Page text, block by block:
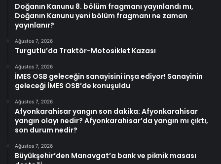
Doğanın Kanunu 8. bölüm fragmanı yayınlandı mı,
Doğanın Kanunu yeni bölüm fragmanı ne zaman
yayınlanır?
Ağustos 7, 2026
Turgutlu’da Traktör-Motosiklet Kazası
Ağustos 7, 2026
İMES OSB geleceğin sanayisini inşa ediyor! Sanayinin
geleceği İMES OSB’de konuşuldu
Ağustos 7, 2026
Afyonkarahisar yangın son dakika: Afyonkarahisar
yangın olayı nedir? Afyonkarahisar’da yangın mı çıktı,
son durum nedir?
Ağustos 7, 2026
Büyükşehir’den Manavgat’a bank ve piknik masası